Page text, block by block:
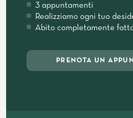
3 appuntamenti
Realizziamo ogni tuo
Abito completamente
PRENOTA UN